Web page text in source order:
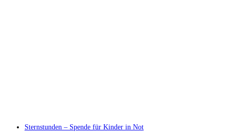
Sternstunden – Spende für Kinder in Not